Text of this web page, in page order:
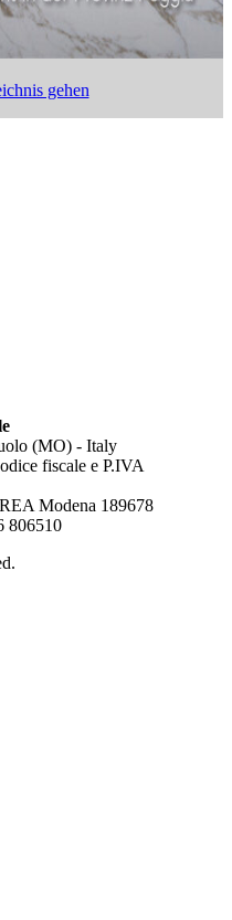
gehen
(MO) - Italy
fiscale e P.IVA
Modena 189678
806510